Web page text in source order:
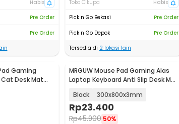
Habis
Pre Order
Pre Order
Toko Cikupa
Habis
Pick n Go Bekasi
Pre Order
Pick n Go Depok
Pre Order
Tersedia di 2 lokasi lain
Gaming
Desk Mat
MRGUW Mouse Pad Gaming Alas
Laptop Keyboard Anti Slip Desk Mat
Black 300x800x3mm
Rp23.400
Rp45.900 50%